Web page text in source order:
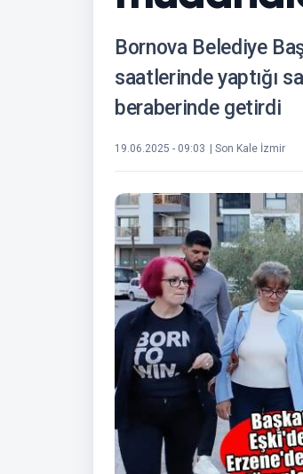
Bornova Belediye
saatlerinde yaptığı
beraberinde getirdi
19.06.2025 - 09:03 | Son Kale İzmir